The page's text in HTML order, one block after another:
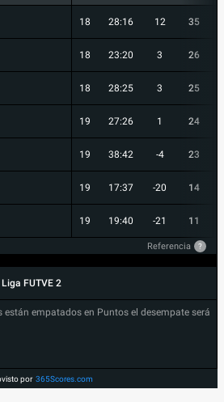
18 28:16 12 35
18 23:20 3 26
18 28:25 3 25
19 27:26 1 24
19 38:42 -4 23
19 17:37 -20 14
19 19:40 -21 11
Referencia ?
FUTVE 2
empatados en Puntos el desempate será
por 365Scores.com